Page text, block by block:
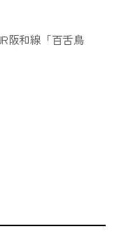
阪和線「百舌鳥